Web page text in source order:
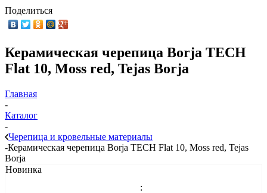
Поделиться
Керамическая черепица Borja TECH
Flat 10, Moss red, Tejas Borja
Главная
-
Каталог
-
Черепица и кровельные материалы
-Керамическая черепица Borja TECH Flat 10, Moss red, Tejas
Borja
Новинка
: